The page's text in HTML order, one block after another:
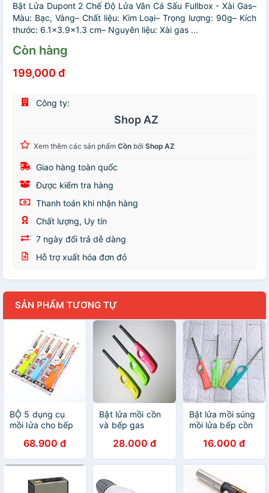
Bật Lửa Dupont 2 Chế Độ Lửa Vân Cá Sấu Fullbox - Xài Gas–
Màu: Bạc, Vàng– Chất liệu: Kim Loại– Trọng lượng: 90g– Kích
thước: 6.1×3.9×1.3 cm– Nguyên liệu: Xài gas ...
Còn hàng
199,000 đ
Công ty:
Shop AZ
Xem thêm các sản phẩm Cồn bởi Shop AZ
Giao hàng toàn quốc
Được kiểm tra hàng
Thanh toán khi nhận hàng
Chất lượng, Uy tín
7 ngày đổi trả dễ dàng
Hỗ trợ xuất hóa đơn đỏ
SẢN PHẨM TƯƠNG TỰ
BỘ 5 dụng cụ
mồi lửa cho bếp
gọn, tiện dụng
68.900 đ
Bật lửa mồi cồn
và bếp gas
28.000 đ
Bật lửa mồi súng
mồi lửa bếp cồn
16.000 đ